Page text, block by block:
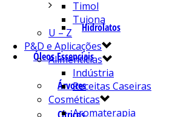
Hidrolatos
Óleos Essenciais
Árvores
Timol
Tujona
U – Z
P&D e Aplicações
Alimentícias
Indústria
Receitas Caseiras
Cosméticas
Aromaterapia